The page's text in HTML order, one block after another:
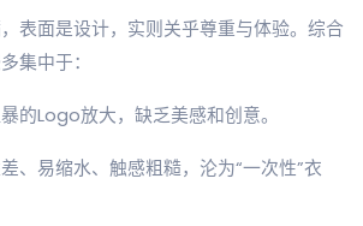
表面是设计，实则关乎尊重与体验。综合
集中于：
的Logo放大，缺乏美感和创意。
、易缩水、触感粗糙，沦为“一次性”衣